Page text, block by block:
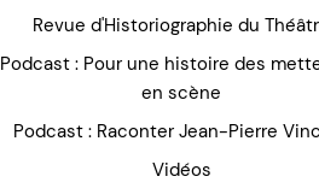
Revue d'Historiographie du
Podcast : Pour une histoire des
en scène
Podcast : Raconter Jean-Pierre
Vidéos